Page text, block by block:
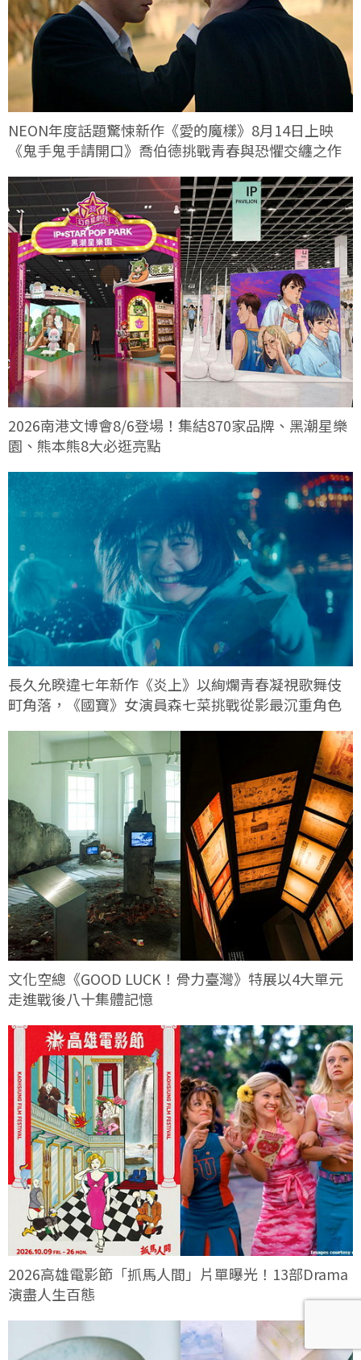
NEON年度話題驚悚新作《愛的魔樣》8月14日上映
《鬼手鬼手請開口》喬伯德挑戰青春與恐懼交纏之作
2026南港文博會8/6登場！集結870家品牌、黑潮星樂
園、熊本熊8大必逛亮點
長久允睽違七年新作《炎上》以絢爛青春凝視歌舞伎
町角落，《國寶》女演員森七菜挑戰從影最沉重角色
文化空總《GOOD LUCK！骨力臺灣》特展以4大單元
走進戰後八十集體記憶
2026高雄電影節「抓馬人間」片單曝光！13部Drama
演盡人生百態